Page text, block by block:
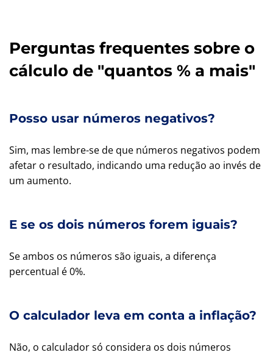
Perguntas frequentes sobre o
cálculo de "quantos % a mais"
Posso usar números negativos?
Sim, mas lembre-se de que números negativos podem
afetar o resultado, indicando uma redução ao invés de
um aumento.
E se os dois números forem iguais?
Se ambos os números são iguais, a diferença
percentual é 0%.
O calculador leva em conta a inflação?
Não, o calculador só considera os dois números